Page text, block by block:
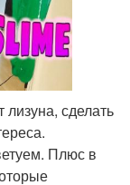
сделать
Плюс в